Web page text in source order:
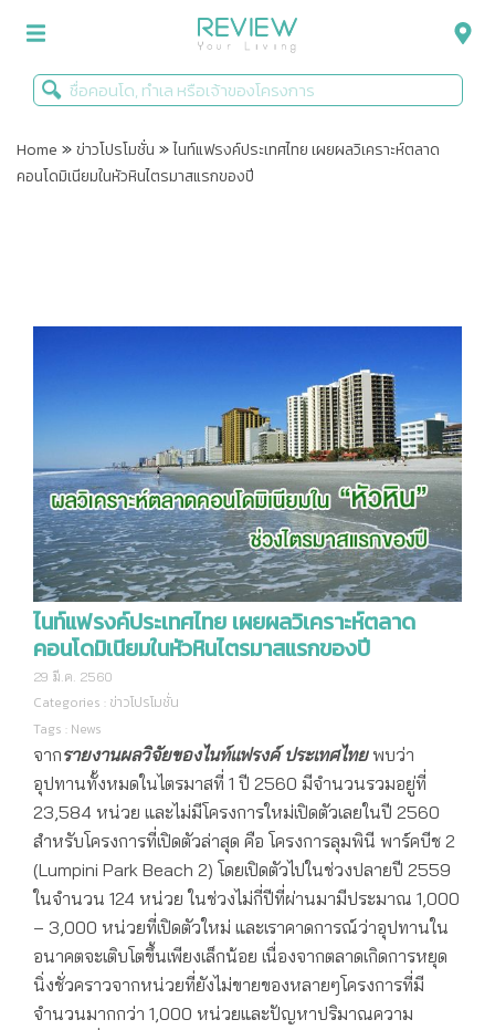
รีวิวคอนโด
Infographic
ข่าวโปรโมชั่น
Home »ข่าวโปรโมชั่น »ไนท์แฟรงค์ประเทศไทย เผยผลวิเคราะห์ตลาด
คอนโดมิเนียมในหัวหินไตรมาสแรกของปี
ไนท์แฟรงค์ประเทศไทย เผยผลวิเคราะห์ตลาด
คอนโดมิเนียมในหัวหินไตรมาสแรกของปี
29 มี.ค. 2560
Categories : ข่าวโปรโมชั่น
Tags : News
จากรายงานผลวิจัยของไนท์แฟรงค์ ประเทศไทยพบว่า
อุปทานทั้งหมดในไตรมาสที่ 1 ปี 2560 มีจำนวนรวมอยู่ที่
23,584 หน่วย และไม่มีโครงการใหม่เปิดตัวเลยในปี 2560
สำหรับโครงการที่เปิดตัวล่าสุด คือ โครงการลุมพินี พาร์คบีช 2
(Lumpini Park Beach 2) โดยเปิดตัวไปในช่วงปลายปี 2559
ในจำนวน 124 หน่วย ในช่วงไม่กี่ปีที่ผ่านมามีประมาณ 1,000
– 3,000 หน่วยที่เปิดตัวใหม่ และเราคาดการณ์ว่าอุปทานใน
อนาคตจะเติบโตขึ้นเพียงเล็กน้อย เนื่องจากตลาดเกิดการหยุด
นิ่งชั่วคราวจากหน่วยที่ยังไม่ขายของหลายๆโครงการที่มี
จำนวนมากกว่า 1,000 หน่วยและปัญหาปริมาณความ